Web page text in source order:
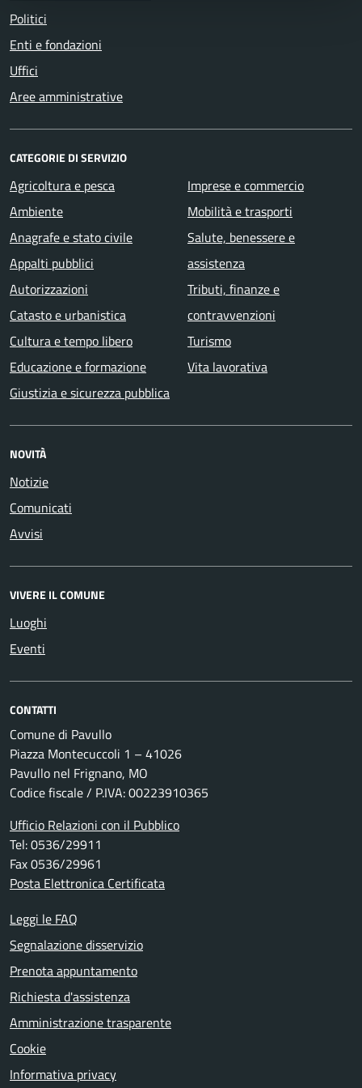
Politici
Enti e fondazioni
Uffici
Aree amministrative
CATEGORIE DI SERVIZIO
Agricoltura e pesca
Ambiente
Anagrafe e stato civile
Appalti pubblici
Autorizzazioni
Catasto e urbanistica
Cultura e tempo libero
Educazione e formazione
Giustizia e sicurezza pubblica
Imprese e commercio
Mobilità e trasporti
Salute, benessere e
assistenza
Tributi, finanze e
contravvenzioni
Turismo
Vita lavorativa
NOVITÀ
Notizie
Comunicati
Avvisi
VIVERE IL COMUNE
Luoghi
Eventi
CONTATTI
Comune di Pavullo
Piazza Montecuccoli 1 – 41026
Pavullo nel Frignano, MO
Codice fiscale / P.IVA: 00223910365
Ufficio Relazioni con il Pubblico
Tel: 0536/29911
Fax 0536/29961
Posta Elettronica Certificata
Leggi le FAQ
Segnalazione disservizio
Prenota appuntamento
Richiesta d'assistenza
Amministrazione trasparente
Cookie
Informativa privacy